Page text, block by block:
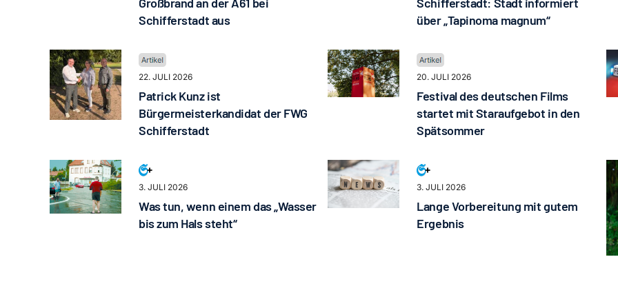
Schifferstadt aus
über „Tapinoma magnum“
22. JULI 2026
Patrick Kunz ist
Bürgermeisterkandidat der FWG
Schifferstadt
20. JULI 2026
Festival des deutschen Films
startet mit Staraufgebot in den
Spätsommer
3. JULI 2026
Was tun, wenn einem das „Wasser
bis zum Hals steht“
3. JULI 2026
Lange Vorbereitung mit gutem
Ergebnis